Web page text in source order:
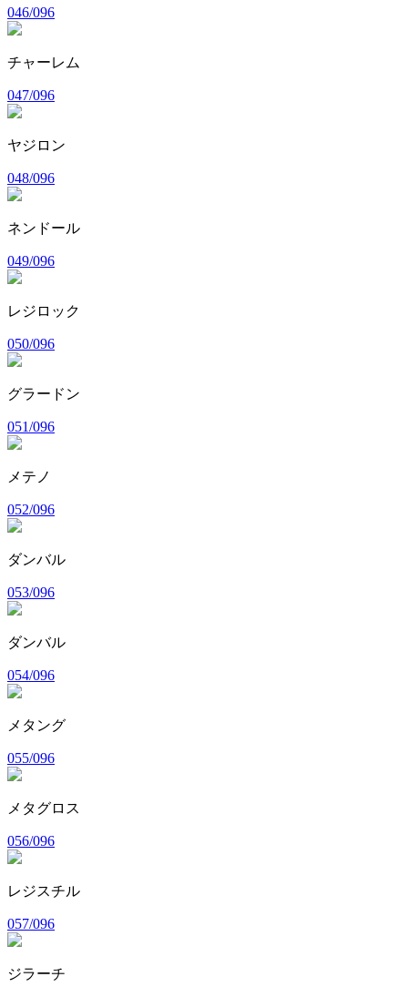
046/096
チャーレム
047/096
ヤジロン
048/096
ネンドール
049/096
レジロック
050/096
グラードン
051/096
メテノ
052/096
ダンバル
053/096
ダンバル
054/096
メタング
055/096
メタグロス
056/096
レジスチル
057/096
ジラーチ